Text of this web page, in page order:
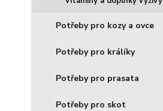
Potřeby pro kozy a ovce
Potřeby pro králíky
Potřeby pro prasata
Potřeby pro skot